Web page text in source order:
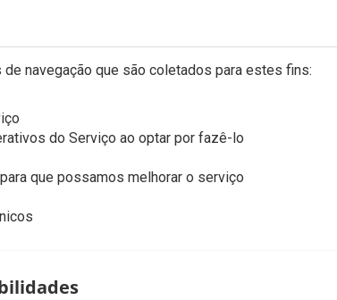
navegação que são coletados para estes fins:
do Serviço ao optar por fazê-lo
que possamos melhorar o serviço